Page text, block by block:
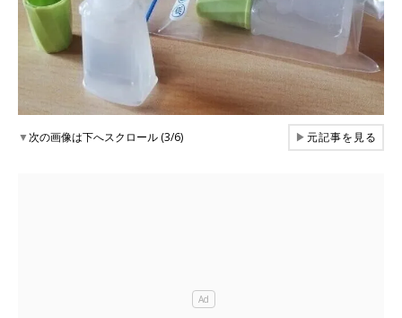
▼次の画像は下へスクロール (3/6) ▶元記事を見る